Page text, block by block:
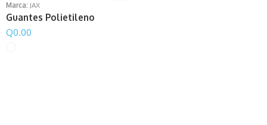
Marca: JAX
Guantes Polietileno
Q0.00